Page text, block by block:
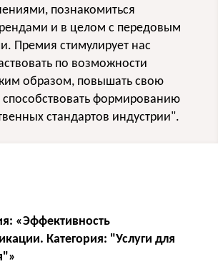
познакомиться
и в целом с передовым
Премия стимулирует нас
по возможности
образом, повышать свою
способствовать формированию
стандартов индустрии".
«Эффективность
Категория: "Услуги для